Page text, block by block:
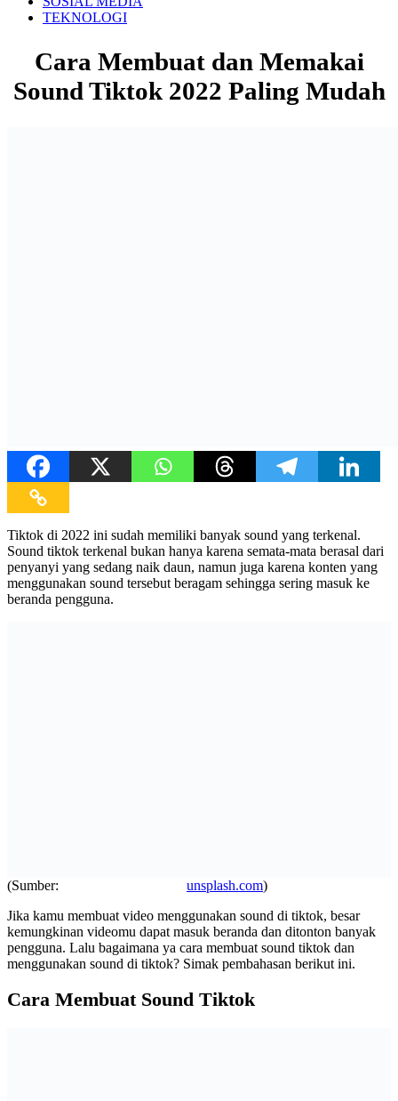
TEKNOLOGI
Cara Membuat dan Memakai
Sound Tiktok 2022 Paling Mudah
Tiktok di 2022 ini sudah memiliki banyak sound yang terkenal.
Sound tiktok terkenal bukan hanya karena semata-mata berasal dari
penyanyi yang sedang naik daun, namun juga karena konten yang
menggunakan sound tersebut beragam sehingga sering masuk ke
beranda pengguna.
(Sumber: unsplash.com)
Jika kamu membuat video menggunakan sound di tiktok, besar
kemungkinan videomu dapat masuk beranda dan ditonton banyak
pengguna. Lalu bagaimana ya cara membuat sound tiktok dan
menggunakan sound di tiktok? Simak pembahasan berikut ini.
Cara Membuat Sound Tiktok